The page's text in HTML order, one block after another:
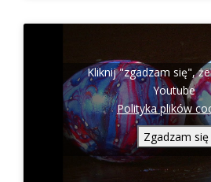
Kliknij "zgadzam się",
Youtube
Polityka plików
Zgadzam się